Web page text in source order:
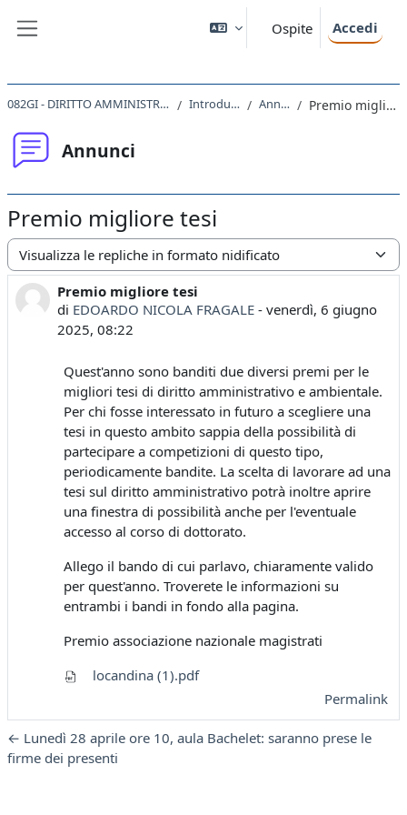
Ospite Accedi
082GI - DIRITTO AMMINISTRATIVO 2024 Introduzione Annunci Premio migliore tesi
Annunci
Premio migliore tesi
Modalità visualizzazione
Premio migliore tesi
di EDOARDO NICOLA FRAGALE- venerdì, 6 giugno
2025, 08:22
Numero di risposte: 0
Quest'anno sono banditi due diversi premi per le
migliori tesi di diritto amministrativo e ambientale.
Per chi fosse interessato in futuro a scegliere una
tesi in questo ambito sappia della possibilità di
partecipare a competizioni di questo tipo,
periodicamente bandite. La scelta di lavorare ad una
tesi sul diritto amministrativo potrà inoltre aprire
una finestra di possibilità anche per l'eventuale
accesso al corso di dottorato.
Allego il bando di cui parlavo, chiaramente valido
per quest'anno. Troverete le informazioni su
entrambi i bandi in fondo alla pagina.
Premio associazione nazionale magistrati
locandina (1).pdf
Permalink
← Lunedì 28 aprile ore 10, aula Bachelet: saranno prese le
firme dei presenti